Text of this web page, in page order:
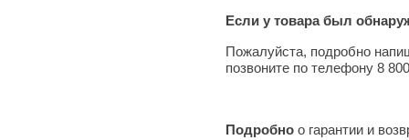
Если у товара был
Пожалуйста, подробно
позвоните по телефону 8
Подробно о гарантии и